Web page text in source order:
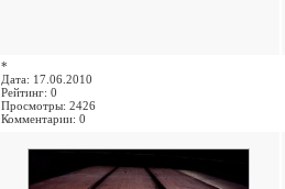
*
Дата: 17.06.2010
Рейтинг: 0
Просмотры: 2426
Комментарии: 0